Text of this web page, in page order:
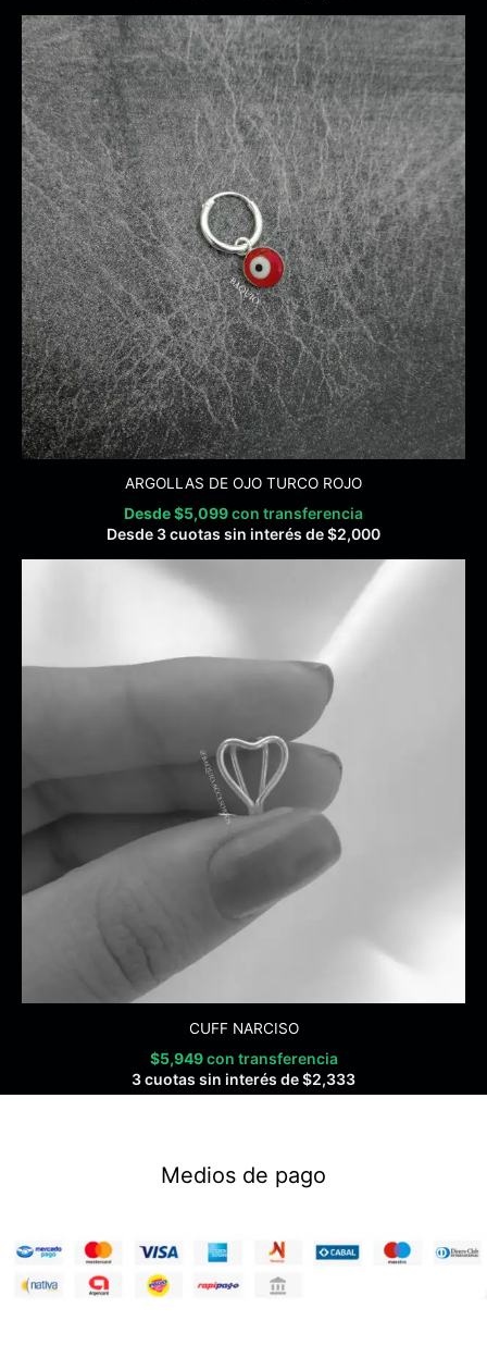
ARGOLLAS DE OJO TURCO ROJO
Desde$5,099con transferencia
Desde 3 cuotas sin interés de$2,000
CUFF NARCISO
$5,949 con transferencia
3 cuotas sin interés de$2,333
Medios de pago